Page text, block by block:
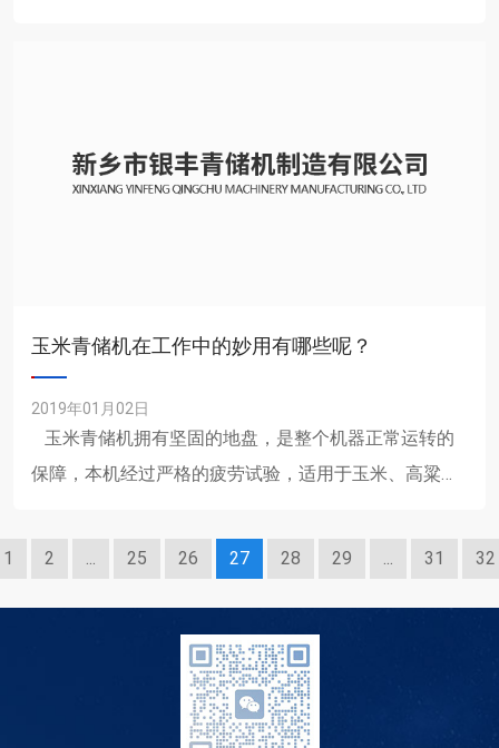
玉米青储机在工作中的妙用有哪些呢？
2019年01月02日
玉米青储机拥有坚固的地盘，是整个机器正常运转的
保障，本机经过严格的疲劳试验，适用于玉米、高粱、
1 2 ... 25 26 27 28 29 ... 31 32